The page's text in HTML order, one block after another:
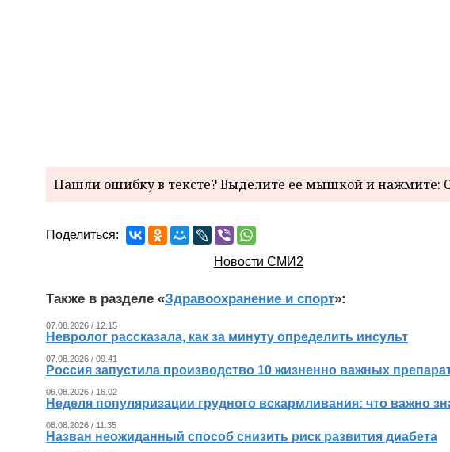
Нашли ошибку в тексте? Выделите ее мышкой и нажмите:
Поделиться:
Новости СМИ2
Также в разделе «Здравоохранение и спорт»:
07.08.2026 / 12.15
Невролог рассказала, как за минуту определить инсульт
07.08.2026 / 09.41
Россия запустила производство 10 жизненно важных
06.08.2026 / 16.02
Неделя популяризации грудного вскармливания: что важно
06.08.2026 / 11.35
Назван неожиданный способ снизить риск развития диабета